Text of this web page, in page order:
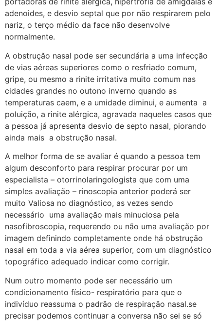
adenoides, e desvio septal que por não respirarem pelo
nariz, o terço médio da face não desenvolve
normalmente.
A obstrução nasal pode ser secundária a uma infecção
de vias aéreas superiores como o resfriado comum,
gripe, ou mesmo a rinite irritativa muito comum nas
cidades grandes no outono inverno quando as
temperaturas caem, e a umidade diminui, e aumenta a
poluição, a rinite alérgica, agravada naqueles casos que
a pessoa já apresenta desvio de septo nasal, piorando
ainda mais a obstrução nasal.
A melhor forma de se avaliar é quando a pessoa tem
algum desconforto para respirar procurar por um
especialista – otorrinolaringologista que com uma
simples avaliação – rinoscopia anterior poderá ser
muito Valiosa no diagnóstico, as vezes sendo
necessário uma avaliação mais minuciosa pela
nasofibroscopia, requerendo ou não uma avaliação por
imagem definindo completamente onde há obstrução
nasal em toda a via aérea superior, com um diagnóstico
topográfico adequado indicar como corrigir.
Num outro momento pode ser necessário um
condicionamento físico- respiratório para que o
indivíduo reassuma o padrão de respiração nasal.se
precisar podemos continuar a conversa não sei se só